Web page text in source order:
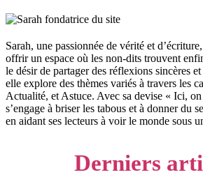
Sarah, une passionnée de vérité et
offrir un espace où les non-dits trouvent
le désir de partager des réflexions sincères
elle explore des thèmes variés à travers les
Actualité, et Astuce. Avec sa devise « Ici,
s’engage à briser les tabous et à donner du
en aidant ses lecteurs à voir le monde sous
Derniers